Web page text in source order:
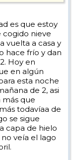
es que estoy
cogido nieve
vuelta a casa y
hace frío y dan
Hoy en
en algún
esta noche
de 2, asi
más que
todavíaa de
se sigue
capa de hielo
veía el lago